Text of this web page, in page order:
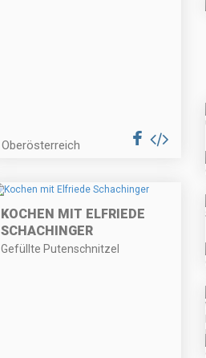
Oberösterreich
KOCHEN MIT ELFRIEDE
SCHACHINGER
Gefüllte Putenschnitzel